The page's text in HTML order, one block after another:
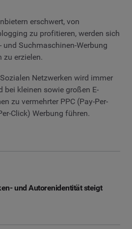
erschwert, von
zu profitieren, werden sich
und Suchmaschinen-Werbung
zu erzielen.
Netzwerken wird immer
bei kleinen sowie großen E-
zu vermehrter PPC (Pay-Per-
Click) Werbung führen.
und Autorenidentität steigt